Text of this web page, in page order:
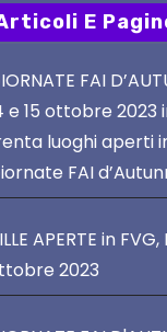
E
FAI
e 15 ottobre
luoghi aperti
FAI
APERTE in
2023